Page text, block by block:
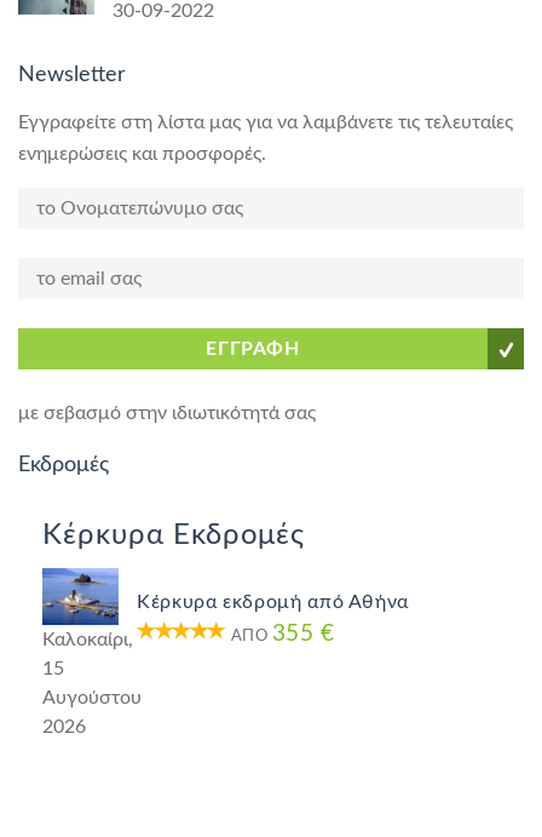
30-09-2022
Newsletter
Εγγραφείτε στη λίστα μας για να λαμβάνετε τις τελευταίες
ενημερώσεις και προσφορές.
ΕΓΓΡΑΦΗ
με σεβασμό στην ιδιωτικότητά σας
Εκδρομές
Κέρκυρα Εκδρομές
Καλοκαίρι,
15
Αυγούστου
2026
Κέρκυρα εκδρομή από Αθήνα
ΑΠΌ 355 €